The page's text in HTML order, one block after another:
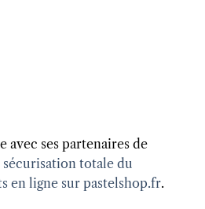
avec ses partenaires de
sécurisation totale du
en ligne sur pastelshop.fr.